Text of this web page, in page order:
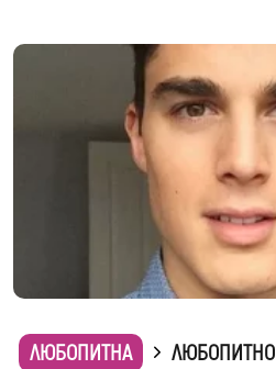
ЛЮБОПИТНА
ЛЮБОПИТНО